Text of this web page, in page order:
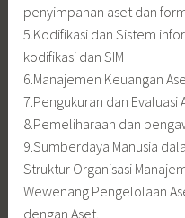
penyimpanan aset dan
5.Kodifikasi dan Sistem
kodifikasi dan SIM
6.Manajemen Keuangan
7.Pengukuran dan Evaluasi
8.Pemeliharaan dan
9.Sumberdaya Manusia
Struktur Organisasi
Wewenang Pengelolaan
dengan Aset.